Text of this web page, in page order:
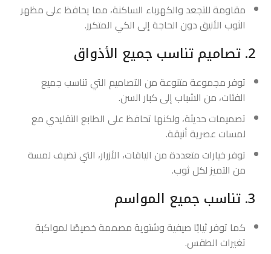
مقاومة للتجعد والكهرباء الساكنة، مما يحافظ على مظهر
الثوب الأنيق دون الحاجة إلى الكي المتكرر.
2. تصاميم تناسب جميع الأذواق
توفر مجموعة متنوعة من التصاميم التي تناسب جميع
الفئات، من الشباب إلى كبار السن.
تصميمات حديثة، ولكنها تحافظ على الطابع التقليدي مع
لمسات عصرية أنيقة.
توفر خيارات متعددة من الياقات، الأزرار، التي تضيف لمسة
من التميز لكل ثوب.
3. تناسب جميع المواسم
كما توفر ثيابًا صيفية وشتوية مصممة خصيصًا لمواكبة
تغيرات الطقس.